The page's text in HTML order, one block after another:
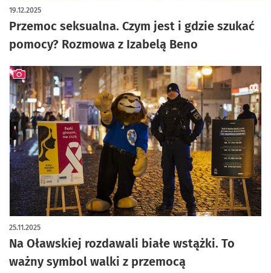
Przemoc seksualna. Czym jest i gdzie szukać
pomocy? Rozmowa z Izabelą Beno
19.12.2025
Na Oławskiej rozdawali białe wstążki. To
ważny symbol walki z przemocą
25.11.2025
artykuł z galerią zdjęć